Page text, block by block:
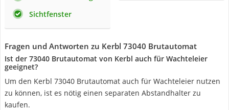
Sichtfenster
Fragen und Antworten zu Kerbl 73040 Brutautomat
Ist der 73040 Brutautomat von Kerbl auch für Wachteleier
geeignet?
Um den Kerbl 73040 Brutautomat auch für Wachteleier nutzen
zu können, ist es nötig einen separaten Abstandhalter zu
kaufen.